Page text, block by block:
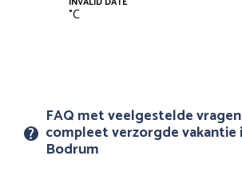
°C
FAQ met veelgestelde
compleet verzorgde vakantie
Bodrum